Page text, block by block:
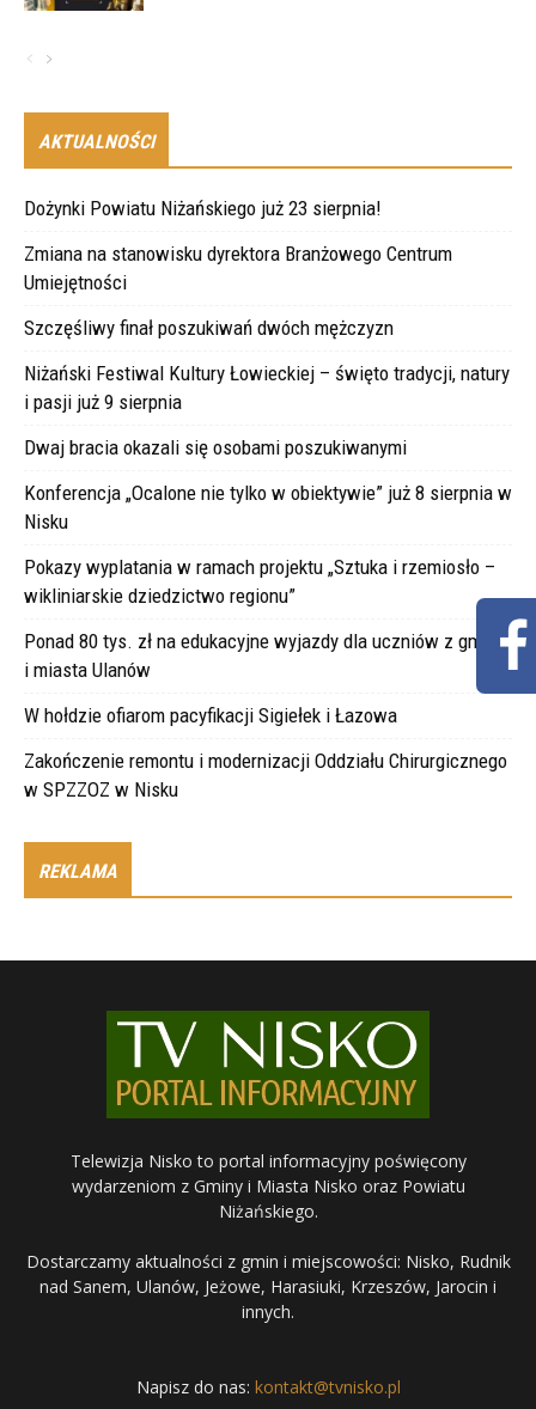
AKTUALNOŚCI
Dożynki Powiatu Niżańskiego już 23 sierpnia!
Zmiana na stanowisku dyrektora Branżowego Centrum
Umiejętności
Szczęśliwy finał poszukiwań dwóch mężczyzn
Niżański Festiwal Kultury Łowieckiej – święto tradycji, natury
i pasji już 9 sierpnia
Dwaj bracia okazali się osobami poszukiwanymi
Konferencja „Ocalone nie tylko w obiektywie” już 8 sierpnia w
Nisku
Pokazy wyplatania w ramach projektu „Sztuka i rzemiosło –
wikliniarskie dziedzictwo regionu”
Ponad 80 tys. zł na edukacyjne wyjazdy dla uczniów z gminy
i miasta Ulanów
W hołdzie ofiarom pacyfikacji Sigiełek i Łazowa
Zakończenie remontu i modernizacji Oddziału Chirurgicznego
w SPZZOZ w Nisku
REKLAMA
Telewizja Nisko to portal informacyjny poświęcony
wydarzeniom z Gminy i Miasta Nisko oraz Powiatu
Niżańskiego.
Dostarczamy aktualności z gmin i miejscowości: Nisko, Rudnik
nad Sanem, Ulanów, Jeżowe, Harasiuki, Krzeszów, Jarocin i
innych.
Napisz do nas: kontakt@tvnisko.pl